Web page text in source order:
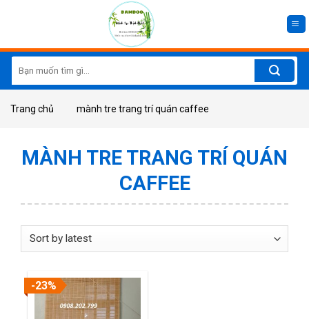
for:
Trang chủ mành tre trang trí quán caffee
MÀNH TRE TRANG TRÍ QUÁN
CAFFEE
-23%